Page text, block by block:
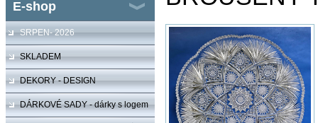
E-shop
SRPEN- 2026
SKLADEM
DEKORY - DESIGN
DÁRKOVÉ SADY - dárky s logem